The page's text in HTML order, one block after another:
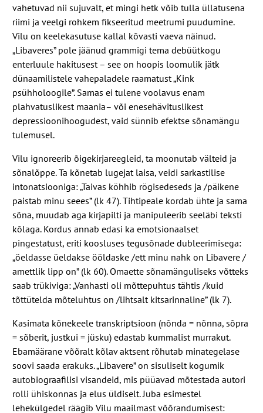
vahetuvad nii sujuvalt, et mingi hetk võib tulla üllatusena
riimi ja veelgi rohkem fikseeritud meetrumi puudumine.
Vilu on keelekasutuse kallal kõvasti vaeva näinud.
„Libaveres” pole jäänud grammigi tema debüütkogu
enterluule hakitusest – see on hoopis loomulik jätk
dünaamilistele vahepaladele raamatust „Kink
psühholoogile”. Samas ei tulene voolavus enam
plahvatuslikest maania– või enesehävituslikest
depressioonihoogudest, vaid sünnib efektse sõnamängu
tulemusel.
Vilu ignoreerib õigekirjareegleid, ta moonutab välteid ja
sõnalõppe. Ta kõnetab lugejat laisa, veidi sarkastilise
intonatsiooniga: „Taivas köhhib rögisedeseds ja /​päikene
paistab minu seees” (lk47). Tihtipeale kordab ühte ja sama
sõna, muudab aga kirjapilti ja manipuleerib seeläbi teksti
kõlaga. Kordus annab edasi ka emotsionaalset
pingestatust, eriti koosluses tegusõnade dubleerimisega:
„öeldasse üeldakse ööldaske /​ett minu nahk on Libavere /​
amettlik lipp on” (lk 60). Omaette sõnamänguliseks võtteks
saab trükiviga: „Vanhasti oli mõttepuhtus tähtis /​kuid
tõttütelda mõteluhtus on /​lihtsalt kitsarinnaline” (lk 7).
Kasimata kõnekeele transkriptsioon (nõnda = nõnna, sõpra
= sõberit, justkui = jüsku) edastab kummalist murrakut.
Ebamäärane võõralt kõlav aktsent rõhutab minategelase
soovi saada erakuks. „Libavere” on sisuliselt kogumik
autobiograafilisi visandeid, mis püüavad mõtestada autori
rolli ühiskonnas ja elus üldiselt. Juba esimestel
lehekülgedel räägib Vilu maailmast võõrandumisest: